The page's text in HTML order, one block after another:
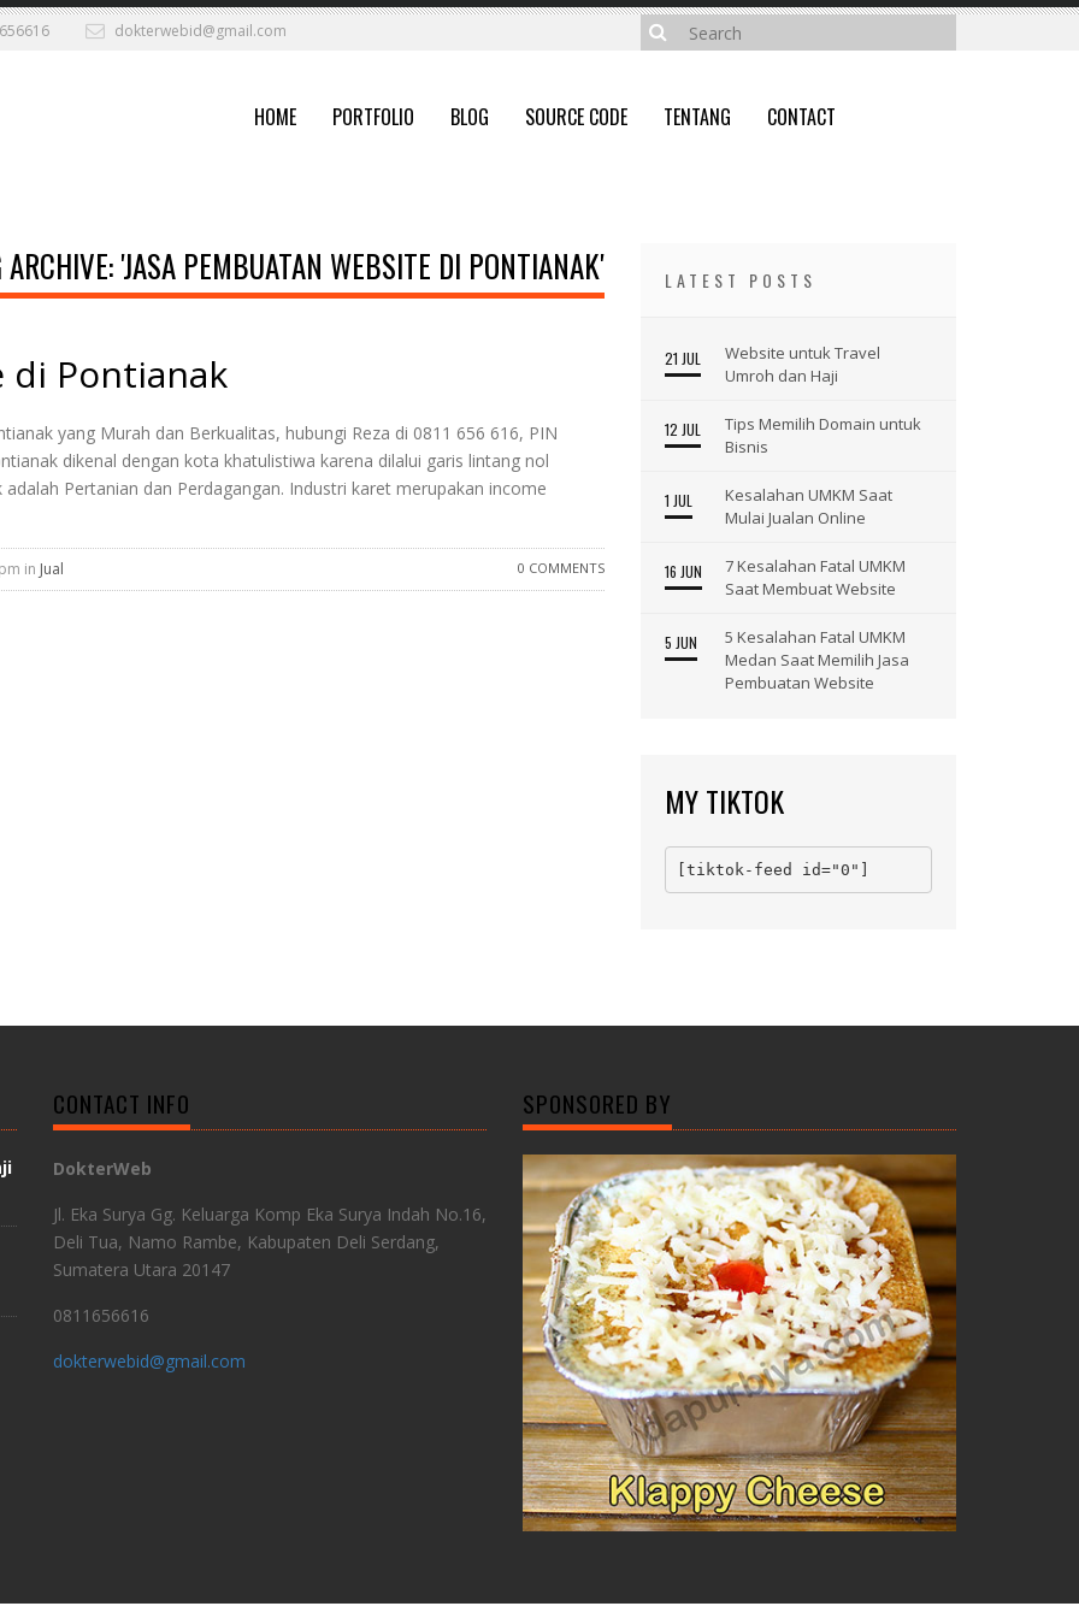
dokterwebid@gmail.com
HOME PORTFOLIO BLOG SOURCE CODE TENTANG CONTACT
ARCHIVE: 'JASA PEMBUATAN WEBSITE DI PONTIANAK'
di Pontianak
yang Murah dan Berkualitas, hubungi Reza di 0811 656 616, PIN
dikenal dengan kota khatulistiwa karena dilalui garis lintang nol
Pertanian dan Perdagangan. Industri karet merupakan income
0 COMMENTS
in Jual
LATEST POSTS
21 JUL
Website untuk Travel
Umroh dan Haji
12 JUL
Tips Memilih Domain untuk
Bisnis
1 JUL
Kesalahan UMKM Saat
Mulai Jualan Online
16 JUN
7 Kesalahan Fatal UMKM
Saat Membuat Website
5 JUN
5 Kesalahan Fatal UMKM
Medan Saat Memilih Jasa
Pembuatan Website
MY TIKTOK
[tiktok-feed id="0"]
CONTACT INFO
DokterWeb
Jl. Eka Surya Gg. Keluarga Komp Eka Surya Indah No.16,
Deli Tua, Namo Rambe, Kabupaten Deli Serdang,
Sumatera Utara 20147
0811656616
dokterwebid@gmail.com
SPONSORED BY